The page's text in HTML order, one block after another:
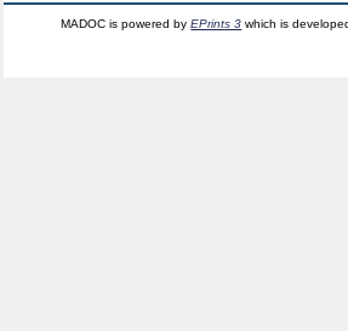
MADOC is powered byEPrints 3 which is